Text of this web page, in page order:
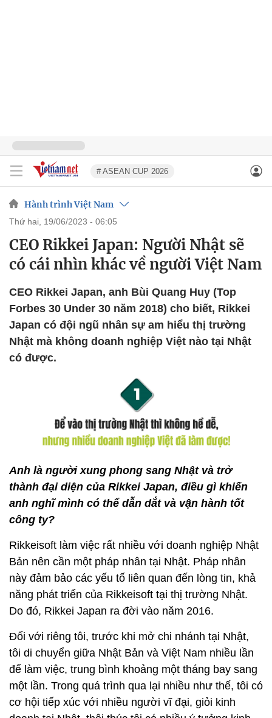
# ASEAN CUP 2026
Hành trình Việt Nam
thứ hai, 19/06/2023 - 06:05
CEO Rikkei Japan: Người Nhật sẽ
có cái nhìn khác về người Việt Nam
CEO Rikkei Japan, anh Bùi Quang Huy (Top
Forbes 30 Under 30 năm 2018) cho biết, Rikkei
Japan có đội ngũ nhân sự am hiểu thị trường
Nhật mà không doanh nghiệp Việt nào tại Nhật
có được.
Anh là người xung phong sang Nhật và trở
thành đại diện của Rikkei Japan, điều gì khiến
anh nghĩ mình có thể dẫn dắt và vận hành tốt
công ty?
Rikkeisoft làm việc rất nhiều với doanh nghiệp Nhật
Bản nên cần một pháp nhân tại Nhật. Pháp nhân
này đảm bảo các yếu tố liên quan đến lòng tin, khả
năng phát triển của Rikkeisoft tại thị trường Nhật.
Do đó, Rikkei Japan ra đời vào năm 2016.
Đối với riêng tôi, trước khi mở chi nhánh tại Nhật,
tôi di chuyển giữa Nhật Bản và Việt Nam nhiều lần
để làm việc, trung bình khoảng một tháng bay sang
một lần. Trong quá trình qua lại nhiều như thế, tôi có
cơ hội tiếp xúc với nhiều người vĩ đại, giỏi kinh